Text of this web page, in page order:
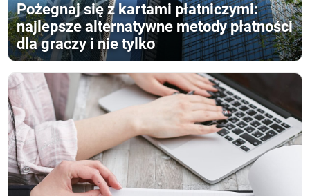
Pożegnaj się z kartami płatniczymi:
najlepsze alternatywne metody płatności
dla graczy i nie tylko